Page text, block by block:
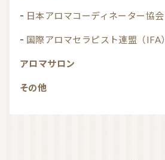
日本アロマコーディネーター協会
国際アロマセラピスト連盟（IFA）
アロマサロン
その他